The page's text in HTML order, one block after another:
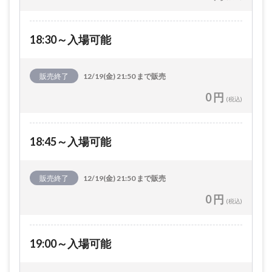
18:30～入場可能
販売終了 12/19(金) 21:50 まで販売
0 円 (税込)
18:45～入場可能
販売終了 12/19(金) 21:50 まで販売
0 円 (税込)
19:00～入場可能